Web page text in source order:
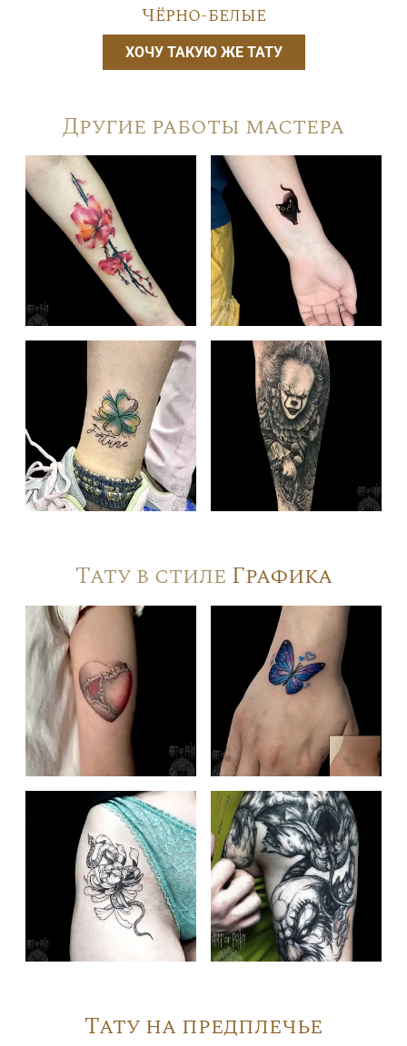
Чёрно-белые
ХОЧУ ТАКУЮ ЖЕ ТАТУ
Другие работы мастера
Тату в стиле Графика
Тату на предплечье